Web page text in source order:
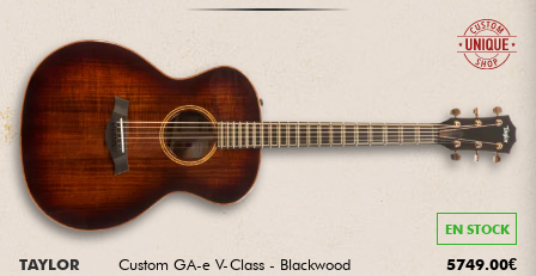
EN STOCK
TAYLOR Custom GA-e V-Class - Blackwood 5749.00€